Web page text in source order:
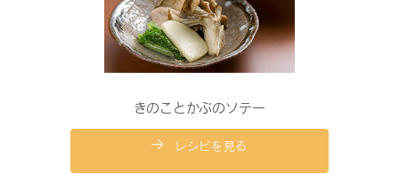
きのことかぶのソテー
レシピを見る